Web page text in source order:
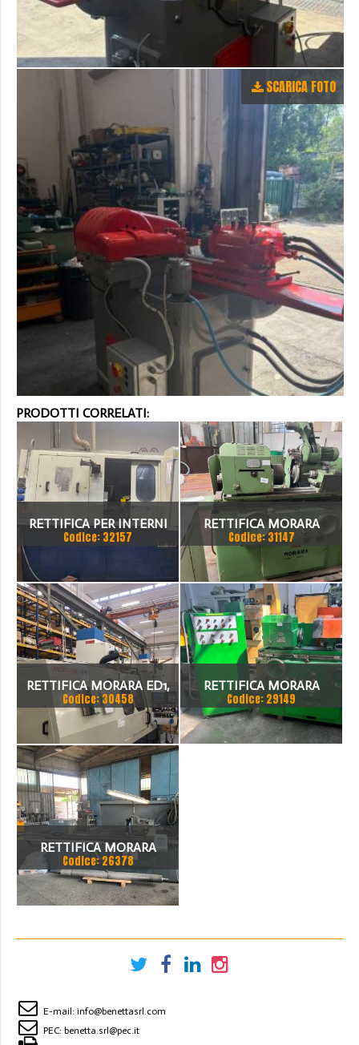
SCARICA FOTO
PRODOTTI CORRELATI:
RETTIFICA PER INTERNI
Codice: 32157
RETTIFICA MORARA
Codice: 31147
RETTIFICA MORARA ED1,
ANNO 2002, LUNGHEZZA
FRA LE PUNTE 1000 MM.
MACCHINA
PERFETTAMENTE
FUNZIONANTE. VENDITA
PER ACQUISTO MACCHI
Codice: 30458
RETTIFICA MORARA
Codice: 29149
RETTIFICA MORARA
RETROFITTATA ALTEZZA
PUNTE 170 MM TAVOLA
Codice: 26378
E-mail: info@benettasrl.com
PEC: benetta.srl@pec.it